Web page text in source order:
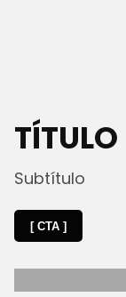
TÍTULO
Subtítulo
[ CTA ]